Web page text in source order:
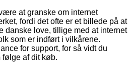
at granske om internet
fordi det ofte er et billede på at
danske love, tillige med at internet
som er indført i vilkårene.
for support, for så vidt du
følge af dit køb.